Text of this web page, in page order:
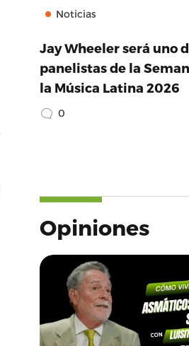
Noticias
Jay Wheeler será uno
panelistas de la
la Música Latina 2026
0
Opiniones